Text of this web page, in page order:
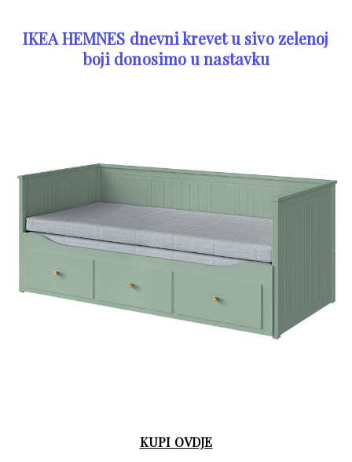
IKEA HEMNES dnevni krevet u sivo zelenoj
boji donosimo u nastavku
KUPI OVDJE